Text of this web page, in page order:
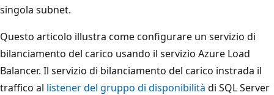
singola subnet.
Questo articolo illustra come configurare un servizio di
bilanciamento del carico usando il servizio Azure Load
Balancer. Il servizio di bilanciamento del carico instrada il
traffico al listener del gruppo di disponibilità di SQL Server